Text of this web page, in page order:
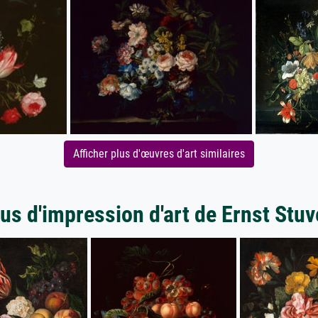
Afficher plus d'œuvres d'art similaires
d'impression d'art de Ernst